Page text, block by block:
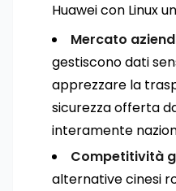
Huawei con Linux
Mercato
gestiscono dati
apprezzare la
sicurezza offerta
interamente
Competitività
alternative cinesi